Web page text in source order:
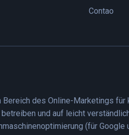
Contao
des Online-Marketings
und auf leicht
(für